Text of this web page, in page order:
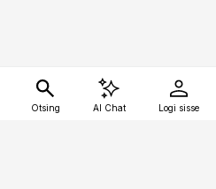
Otsing AI Chat Logi sisse